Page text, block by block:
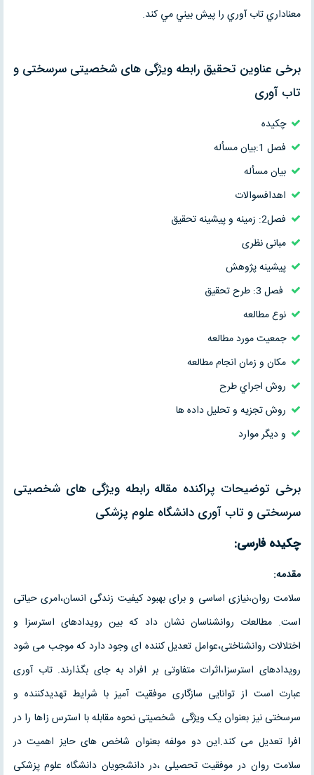
معناداري تاب آوري را پيش بيني مي کند.
برخی عناوین تحقیق رابطه ویژگی های شخصیتی سرسختی و
تاب آوری
چکیده
فصل 1:بیان مسأله
بيان مسأله
اهدافسوالات
فصل2: زمینه و پیشینه تحقیق
مبانی نظری
پیشینه پژوهش
فصل 3: طرح تحقیق
نوع مطالعه
جمعيت مورد مطالعه
مكان و زمان انجام مطالعه
روش اجراي طرح
روش تجزيه و تحليل داده ها
و دیگر موارد
برخی توضیحات پراکنده مقاله رابطه ویژگی های شخصیتی
سرسختی و تاب آوری دانشگاه علوم پزشکی
چکیده فارسی:
مقدمه:
سلامت روان،نیازی اساسی و برای بهبود کیفیت زندگی انسان،امری حیاتی
است. مطالعات روانشناسان نشان داد که بین رویدادهای استرسزا و
اختلالات روانشناختی،عوامل تعدیل کننده ای وجود دارد که موجب می شود
رویدادهای استرسزا،اثرات متفاوتی بر افراد به جای بگذارند. تاب آوری
عبارت است از توانایی سازگاری موفقیت آمیز با شرایط تهدیدکننده و
سرسختی نیز بعنوان یک ویژگی شخصیتی نحوه مقابله با استرس زاها را در
افرا تعدیل می کند.این دو مولفه بعنوان شاخص های حایز اهمیت در
سلامت روان در موفقیت تحصیلی ،در دانشجویان دانشگاه علوم پزشکی